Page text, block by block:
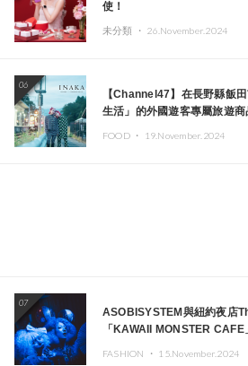
使！
未分類 ・ 26.November.2024
06
【Channel47】在長野縣飯
生活」的外國遊客專屬旅遊商
FOOD ・ 19.November.2024
07
ASOBISYSTEM與紐約夜店
「KAWAII MONSTER
FASHION ・ 15.November.2024